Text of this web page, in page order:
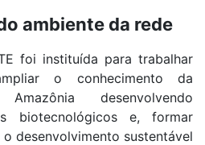
ambiente da rede
foi instituída para trabalhar
o conhecimento da
desenvolvendo
biotecnológicos e, formar
desenvolvimento sustentável